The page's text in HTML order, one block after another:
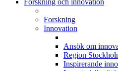
Forskning
Innovation
Ansök om
Region
Inspirerande